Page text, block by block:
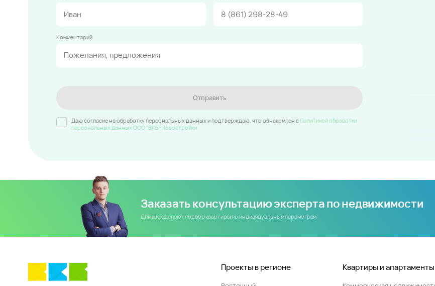
Комментарий
Отправить
Даю согласие на обработку персональных данных и подтверждаю, что ознакомлен c Политикой обработки
персональных данных ООО "ВКБ-Новостройки
Заказать консультацию эксперта по недвижимости
Для вас сделают подбор квартиры по индивидуальным параметрам
Проекты в регионе Квартиры и апартаменты